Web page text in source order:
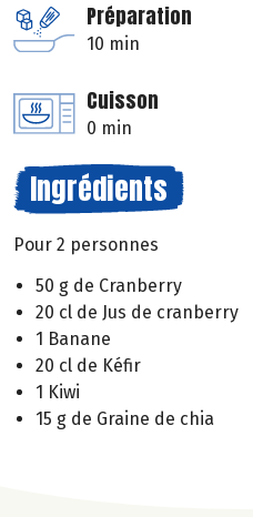
Préparation
10 min
Cuisson
0 min
Ingrédients
Pour 2 personnes
50 g de Cranberry
20 cl de Jus de cranberry
1 Banane
20 cl de Kéfir
1 Kiwi
15 g de Graine de chia